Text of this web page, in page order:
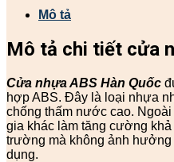
Mô tả
Mô tả chi tiết cửa
Cửa nhựa ABS Hàn Quốc
hợp ABS. Đây là loại nhựa
chống thấm nước cao.
gia khác làm tăng cường
trường mà không ảnh
dụng.